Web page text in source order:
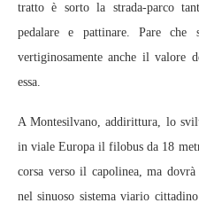
tratto è sorto la strada-parco
pedalare e pattinare. Pare che
vertiginosamente anche il valore
essa.
A Montesilvano, addirittura, lo
in viale Europa il filobus da 18
corsa verso il capolinea, ma
nel sinuoso sistema viario